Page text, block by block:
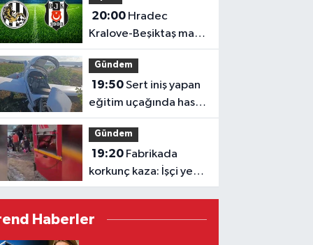
20:00
Kralove-Beşiktaş maçı
hangi kanalda kaçta?
Gündem
19:50Sert iniş yapan
eğitim uçağında hasar
oluştu
Gündem
19:20
korkunç kaza: İşçi yem
makinesine sıkıştı
Haberler